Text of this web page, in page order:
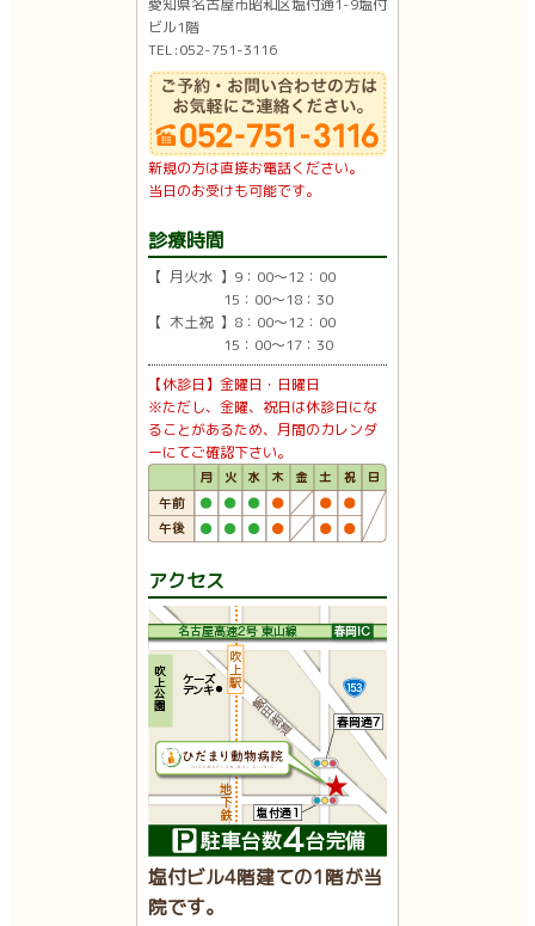
愛知県名古屋市昭和区塩付通1-9塩付
ビル1階
TEL:052-751-3116
新規の方は直接お電話ください。
当日のお受けも可能です。
診療時間
【 月火水 】9：00〜12：00
15：00〜18：30
【 木土祝 】8：00〜12：00
15：00〜17：30
【休診日】金曜日・日曜日
※ただし、金曜、祝日は休診日にな
ることがあるため、月間のカレンダ
ーにてご確認下さい。
アクセス
塩付ビル4階建ての1階が当
院です。